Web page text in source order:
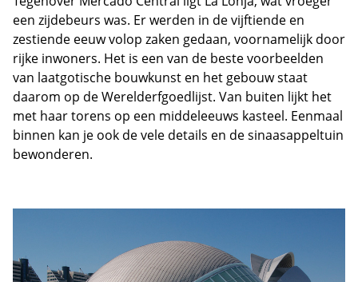
een zijdebeurs was. Er werden in de vijftiende en
zestiende eeuw volop zaken gedaan, voornamelijk door
rijke inwoners. Het is een van de beste voorbeelden
van laatgotische bouwkunst en het gebouw staat
daarom op de Werelderfgoedlijst. Van buiten lijkt het
met haar torens op een middeleeuws kasteel. Eenmaal
binnen kan je ook de vele details en de sinaasappeltuin
bewonderen.